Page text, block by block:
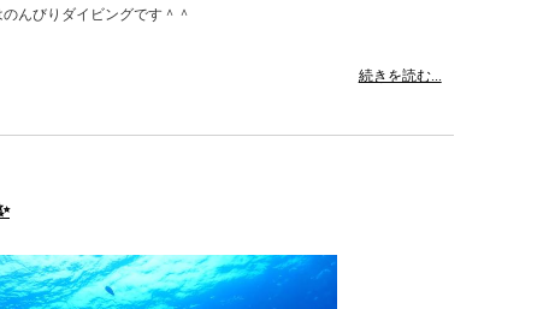
んびりダイビングです＾＾
続きを読む...